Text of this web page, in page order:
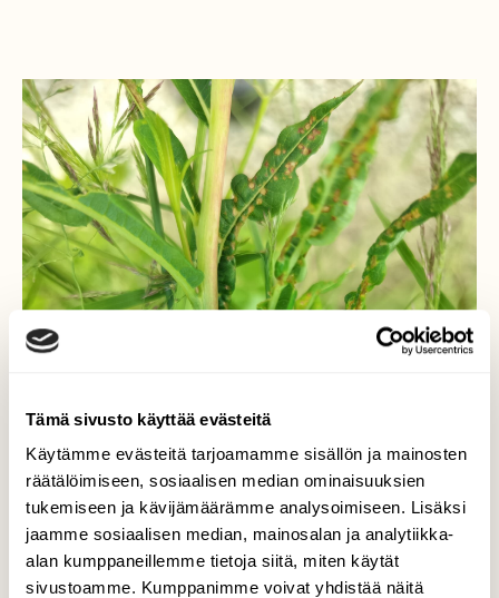
Tämä sivusto käyttää evästeitä
Käytämme evästeitä tarjoamamme sisällön ja mainosten
räätälöimiseen, sosiaalisen median ominaisuuksien
tukemiseen ja kävijämäärämme analysoimiseen. Lisäksi
jaamme sosiaalisen median, mainosalan ja analytiikka-
alan kumppaneillemme tietoja siitä, miten käytät
sivustoamme. Kumppanimme voivat yhdistää näitä